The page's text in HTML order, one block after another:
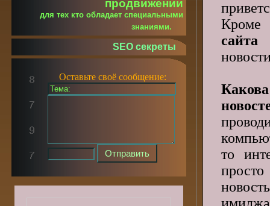
Кроме
сайта
то
просто
продвижении
для тех кто обладает специальными
знаниями.
SEO секреты
Оставьте своё сообщение: